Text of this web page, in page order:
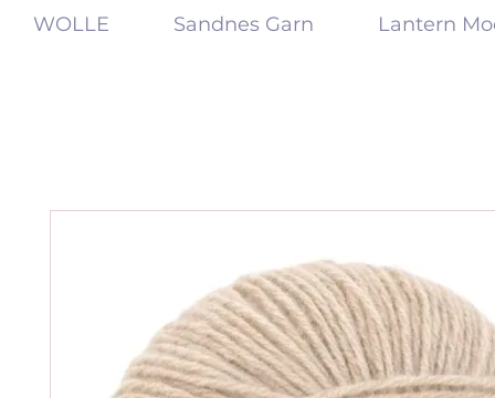
KW
WOLLE Sandnes Garn Lantern